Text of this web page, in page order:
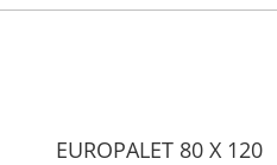
EUROPALET 80 X 120